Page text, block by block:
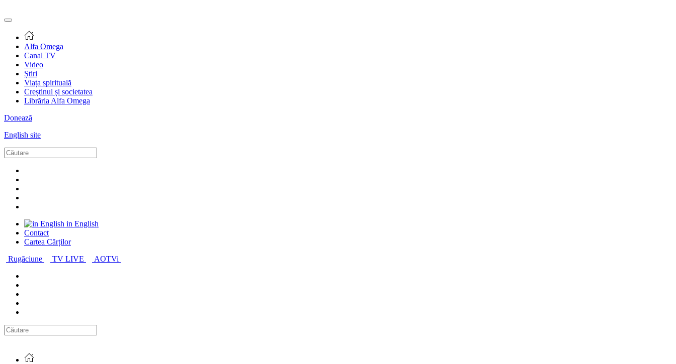
Alfa Omega
Canal TV
Video
Știri
Viața spirituală
Creștinul și societatea
Librăria Alfa Omega
Donează
English site
in English
Contact
Cartea Cărților
Rugăciune
TV LIVE AOTVi